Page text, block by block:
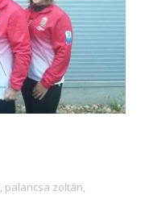
, palancsa zoltán,